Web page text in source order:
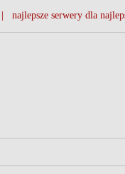
| najlepsze serwery dla